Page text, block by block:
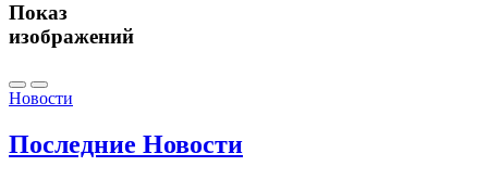
Показ
изображений
Новости
Последние Новости